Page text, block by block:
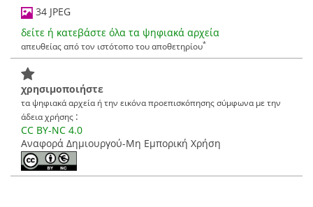
34 JPEG
δείτε ή κατεβάστε όλα τα ψηφιακά αρχεία
απευθείας από τον ιστότοπο του αποθετηρίου*
χρησιμοποιήστε
τα ψηφιακά αρχεία ή την εικόνα προεπισκόπησης σύμφωνα με την
άδεια χρήσης :
CC BY-NC 4.0
Αναφορά Δημιουργού-Μη Εμπορική Χρήση